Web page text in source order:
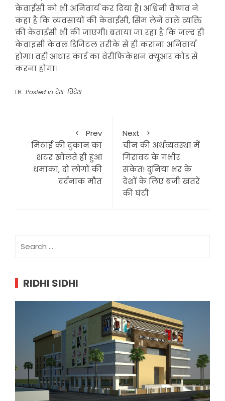
केवाईसी को भी अनिवार्य कर दिया है। अश्विनी वैष्णव ने
कहा है कि व्यवसायों की केवाईसी, सिम लेने वाले व्यक्ति
की केवाईसी भी की जाएगी। बताया जा रहा है कि जल्द ही
केवाइसी केवल डिजिटल तरीके से ही कराना अनिवार्य
होगा। वहीं आधार कार्ड का वेरीफिकेशन क्यूआर कोड से
करना होगा।
Posted in देश-विदेश
Prev
मिठाई की दुकान का
शटर खोलते ही हुआ
धमाका, दो लोगों की
दर्दनाक मौत
Next
चीन की अर्थव्यवस्था में
गिरावट के गंभीर
संकेत! दुनिया भर के
देशों के लिए बजी खतरे
की घंटी
for:
RIDHI SIDHI